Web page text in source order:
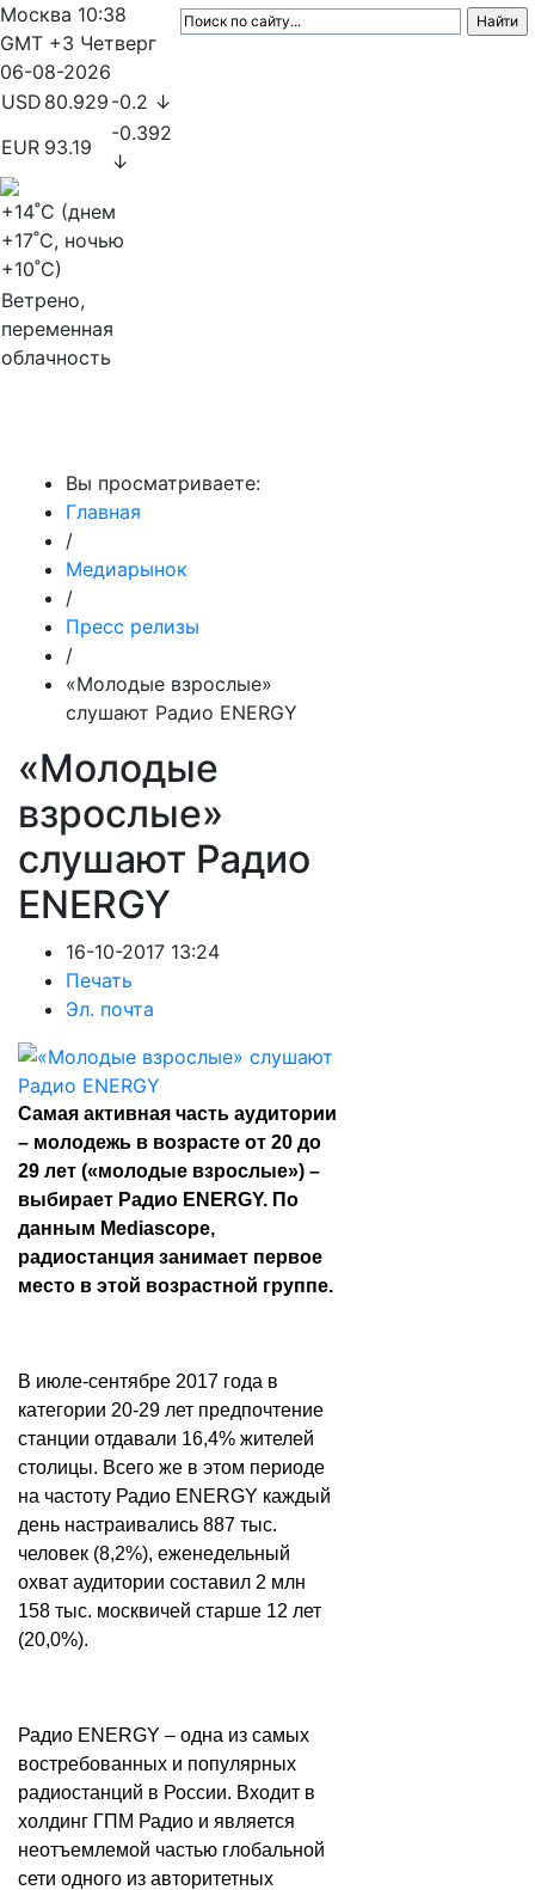
Москва 10:38
GMT +3 Четверг
06-08-2026
USD 80.929 -0.2 ↓
EUR 93.19
-0.392
↓
+14˚C (днем
+17˚C, ночью
+10˚C)
Ветрено,
переменная
облачность
Вы просматриваете:
Главная
/
Медиарынок
/
Пресс релизы
/
«Молодые взрослые»
слушают Радио ENERGY
«Молодые
взрослые»
слушают Радио
ENERGY
16-10-2017 13:24
Печать
Эл. почта
Самая активная часть аудитории
– молодежь в возрасте от 20 до
29 лет («молодые взрослые») –
выбирает Радио ENERGY. По
данным Mediascope,
радиостанция занимает первое
место в этой возрастной группе.
В июле-сентябре 2017 года в
категории 20-29 лет предпочтение
станции отдавали 16,4% жителей
столицы. Всего же в этом периоде
на частоту Радио ENERGY каждый
день настраивались 887 тыс.
человек (8,2%), еженедельный
охват аудитории составил 2 млн
158 тыс. москвичей старше 12 лет
(20,0%).
Радио ENERGY – одна из самых
востребованных и популярных
радиостанций в России. Входит в
холдинг ГПМ Радио и является
неотъемлемой частью глобальной
сети одного из авторитетных